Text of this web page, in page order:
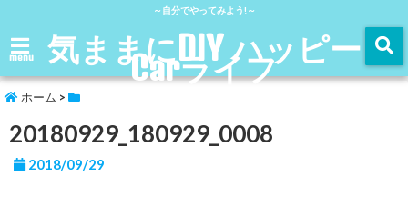
～自分でやってみよう!～
menu 気ままにDIY ハッピー
Carライフ
ホーム >
20180929_180929_0008
2018/09/29